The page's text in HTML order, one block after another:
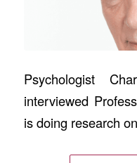
Psychologist
interviewed
is doing research